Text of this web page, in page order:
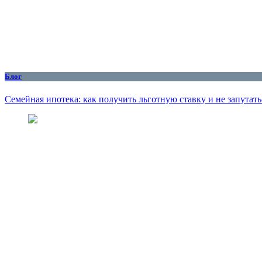
Блог
Семейная ипотека: как получить льготную ставку и не